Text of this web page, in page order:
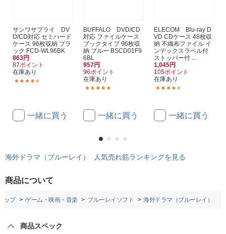
サンワサプライ DV
D/CD対応 セミハード
ケース 96枚収納 ブラ
ック FCD-WL96BK
863円
87ポイント
在庫あり
一緒に買う
BUFFALO DVD/CD
対応 ファイルケース
ブックタイプ 96枚収
納 ブルー BSCD01F9
6BL
957円
96ポイント
在庫あり
一緒に買う
ELECOM Blu-ray D
VD CDケース 48枚収
納 不織布ファイル イ
ンデックスラベル付
ストッパー付 ...
1,045円
105ポイント
在庫あり
一緒に買う
海外ドラマ（ブルーレイ） 人気売れ筋ランキングを見る
商品について
ップ ゲーム・映画・音楽 ブルーレイソフト 海外ドラマ（ブルーレイ）
商品スペック